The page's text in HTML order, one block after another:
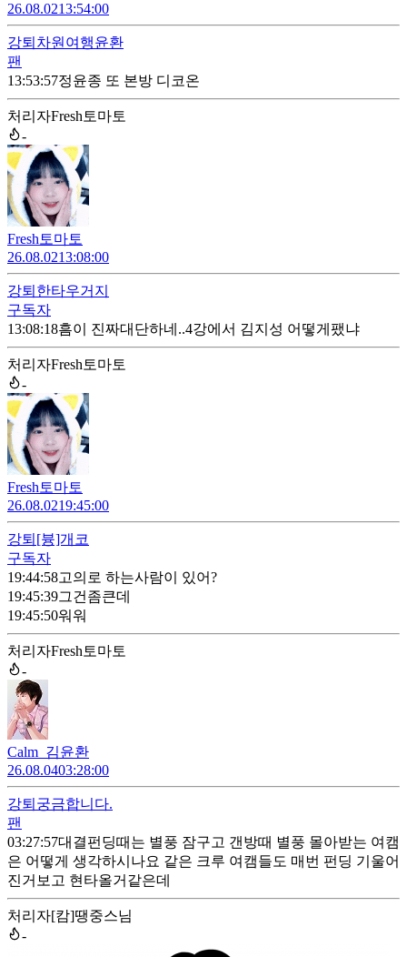
26.08.0213:54:00
강퇴 차원여행윤환
팬
13:53:57정윤종 또 본방 디코온
처리자Fresh토마토
-
Fresh토마토
26.08.0213:08:00
강퇴 한타우거지
구독자
13:08:18흠이 진짜대단하네..4강에서 김지성 어떻게팼냐
처리자Fresh토마토
-
Fresh토마토
26.08.0219:45:00
강퇴 [븅]개코
구독자
19:44:58고의로 하는사람이 있어?
19:45:39그건좀큰데
19:45:50워워
처리자Fresh토마토
-
Calm_김윤환
26.08.0403:28:00
강퇴 궁금합니다.
팬
03:27:57대결펀딩때는 별풍 잠구고 갠방때 별풍 몰아받는 여캠
은 어떻게 생각하시나요 같은 크루 여캠들도 매번 펀딩 기울어
진거보고 현타올거같은데
처리자[캄]땡중스님
-